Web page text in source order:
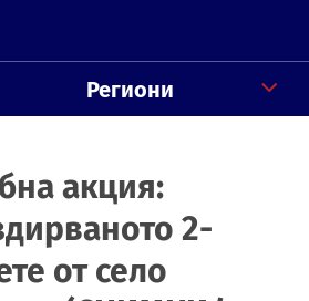
Региони
акция:
2-
от село